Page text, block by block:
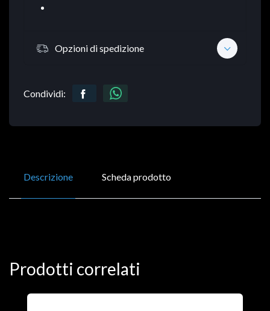
Opzioni di spedizione
Condividi:
Descrizione Scheda prodotto
Prodotti correlati